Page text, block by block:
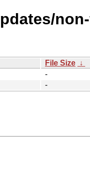
File Size ↓
-
-